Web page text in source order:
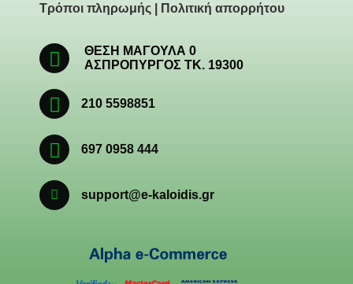
Τρόποι πληρωμής
Πολιτική απορρήτου
ΘΕΣΗ ΜΑΓΟΥΛΑ 0
ΑΣΠΡΟΠΥΡΓΟΣ ΤΚ. 19300
210 5598851
697 0958 444
support@e-kaloidis.gr